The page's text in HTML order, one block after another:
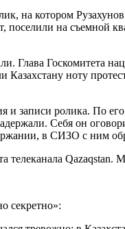
на котором
поселили на съемной
Глава Госкомитета
Казахстану ноту
и записи ролика. По
Себя он
в СИЗО с ним
телеканала
секретно»: